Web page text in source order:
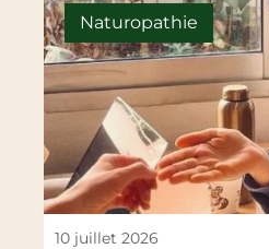
Naturopathie
10 juillet 2026